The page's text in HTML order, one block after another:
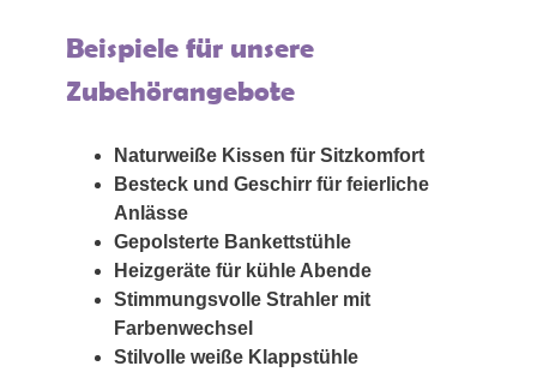
Beispiele für unsere
Zubehörangebote
Naturweiße Kissen für Sitzkomfort
Besteck und Geschirr für feierliche
Anlässe
Gepolsterte Bankettstühle
Heizgeräte für kühle Abende
Stimmungsvolle Strahler mit
Farbenwechsel
Stilvolle weiße Klappstühle